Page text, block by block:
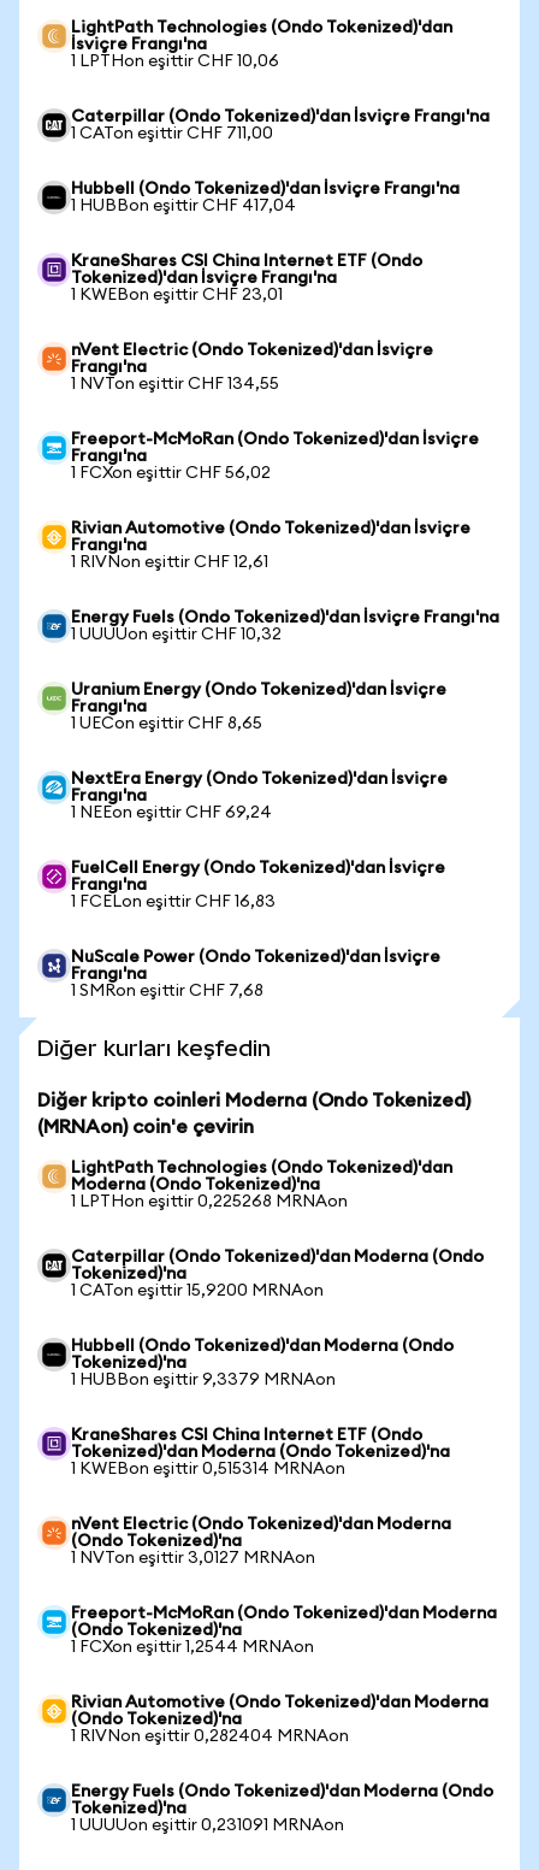
LightPath Technologies (Ondo Tokenized)'dan
İsviçre Frangı'na
1 LPTHon eşittir CHF 10,06
Caterpillar (Ondo Tokenized)'dan İsviçre Frangı'na
1 CATon eşittir CHF 711,00
Hubbell (Ondo Tokenized)'dan İsviçre Frangı'na
1 HUBBon eşittir CHF 417,04
KraneShares CSI China Internet ETF (Ondo
Tokenized)'dan İsviçre Frangı'na
1 KWEBon eşittir CHF 23,01
nVent Electric (Ondo Tokenized)'dan İsviçre
Frangı'na
1 NVTon eşittir CHF 134,55
Freeport-McMoRan (Ondo Tokenized)'dan İsviçre
Frangı'na
1 FCXon eşittir CHF 56,02
Rivian Automotive (Ondo Tokenized)'dan İsviçre
Frangı'na
1 RIVNon eşittir CHF 12,61
Energy Fuels (Ondo Tokenized)'dan İsviçre Frangı'na
1 UUUUon eşittir CHF 10,32
Uranium Energy (Ondo Tokenized)'dan İsviçre
Frangı'na
1 UECon eşittir CHF 8,65
NextEra Energy (Ondo Tokenized)'dan İsviçre
Frangı'na
1 NEEon eşittir CHF 69,24
FuelCell Energy (Ondo Tokenized)'dan İsviçre
Frangı'na
1 FCELon eşittir CHF 16,83
NuScale Power (Ondo Tokenized)'dan İsviçre
Frangı'na
1 SMRon eşittir CHF 7,68
Diğer kurları keşfedin
Diğer kripto coinleri Moderna (Ondo Tokenized)
(MRNAon) coin'e çevirin
LightPath Technologies (Ondo Tokenized)'dan
Moderna (Ondo Tokenized)'na
1 LPTHon eşittir 0,225268 MRNAon
Caterpillar (Ondo Tokenized)'dan Moderna (Ondo
Tokenized)'na
1 CATon eşittir 15,9200 MRNAon
Hubbell (Ondo Tokenized)'dan Moderna (Ondo
Tokenized)'na
1 HUBBon eşittir 9,3379 MRNAon
KraneShares CSI China Internet ETF (Ondo
Tokenized)'dan Moderna (Ondo Tokenized)'na
1 KWEBon eşittir 0,515314 MRNAon
nVent Electric (Ondo Tokenized)'dan Moderna
(Ondo Tokenized)'na
1 NVTon eşittir 3,0127 MRNAon
Freeport-McMoRan (Ondo Tokenized)'dan Moderna
(Ondo Tokenized)'na
1 FCXon eşittir 1,2544 MRNAon
Rivian Automotive (Ondo Tokenized)'dan Moderna
(Ondo Tokenized)'na
1 RIVNon eşittir 0,282404 MRNAon
Energy Fuels (Ondo Tokenized)'dan Moderna (Ondo
Tokenized)'na
1 UUUUon eşittir 0,231091 MRNAon